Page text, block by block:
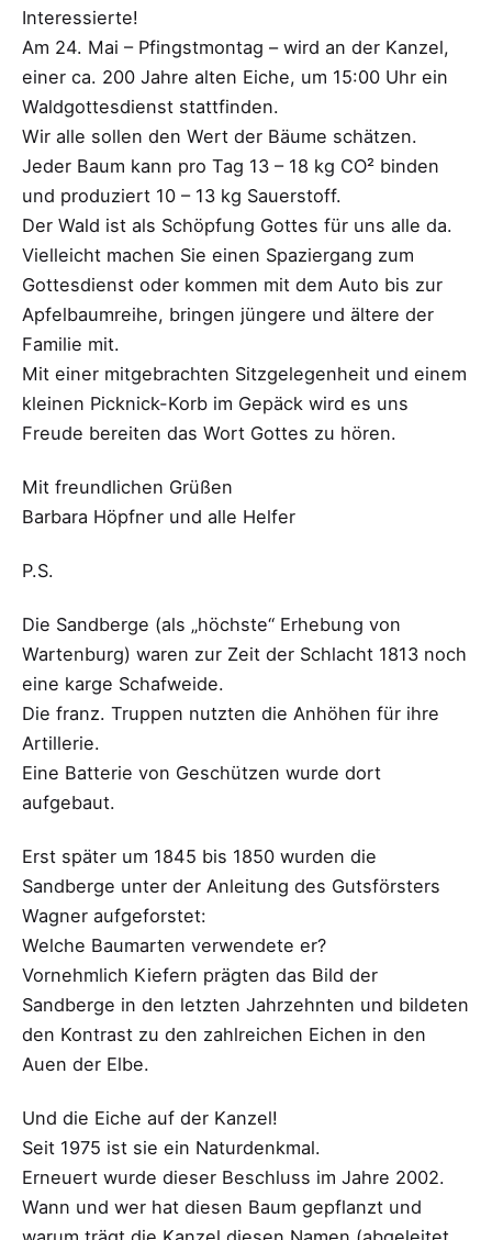
Interessierte!
Am 24. Mai – Pfingstmontag – wird an der Kanzel,
einer ca. 200 Jahre alten Eiche, um 15:00 Uhr ein
Waldgottesdienst stattfinden.
Wir alle sollen den Wert der Bäume schätzen.
Jeder Baum kann pro Tag 13 – 18 kg CO² binden
und produziert 10 – 13 kg Sauerstoff.
Der Wald ist als Schöpfung Gottes für uns alle da.
Vielleicht machen Sie einen Spaziergang zum
Gottesdienst oder kommen mit dem Auto bis zur
Apfelbaumreihe, bringen jüngere und ältere der
Familie mit.
Mit einer mitgebrachten Sitzgelegenheit und einem
kleinen Picknick-Korb im Gepäck wird es uns
Freude bereiten das Wort Gottes zu hören.
Mit freundlichen Grüßen
Barbara Höpfner und alle Helfer
P.S.
Die Sandberge (als „höchste“ Erhebung von
Wartenburg) waren zur Zeit der Schlacht 1813 noch
eine karge Schafweide.
Die franz. Truppen nutzten die Anhöhen für ihre
Artillerie.
Eine Batterie von Geschützen wurde dort
aufgebaut.
Erst später um 1845 bis 1850 wurden die
Sandberge unter der Anleitung des Gutsförsters
Wagner aufgeforstet:
Welche Baumarten verwendete er?
Vornehmlich Kiefern prägten das Bild der
Sandberge in den letzten Jahrzehnten und bildeten
den Kontrast zu den zahlreichen Eichen in den
Auen der Elbe.
Und die Eiche auf der Kanzel!
Seit 1975 ist sie ein Naturdenkmal.
Erneuert wurde dieser Beschluss im Jahre 2002.
Wann und wer hat diesen Baum gepflanzt und